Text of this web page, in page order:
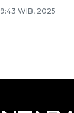
WIB, 2025